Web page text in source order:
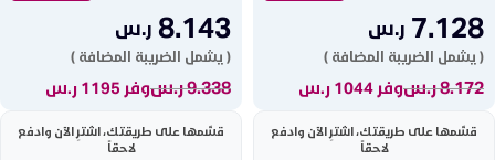
7.128 ر.س
( يشمل الضريبة المضافة )
8.172ر.سوفر 1044 ر.س
قسّمها على طريقتك، اشترِ الآن وادفع
لاحقاً
8.143 ر.س
( يشمل الضريبة المضافة )
9.338ر.سوفر 1195 ر.س
قسّمها على طريقتك، اشترِ الآن وادفع
لاحقاً